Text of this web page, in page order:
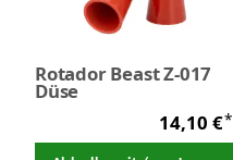
Rotador Beast Z-017
Düse
14,10 €*